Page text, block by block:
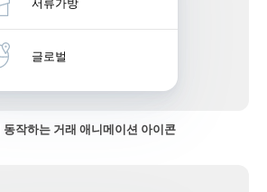
글로벌
동작하는 거래 애니메이션 아이콘